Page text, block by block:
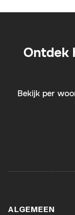
Ontdek
Bekijk per
ALGEMEEN